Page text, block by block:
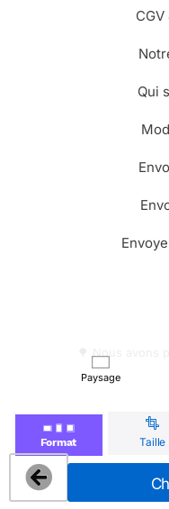
Paysage
Format Taille
CGV
Qui
🌳 Nous avons